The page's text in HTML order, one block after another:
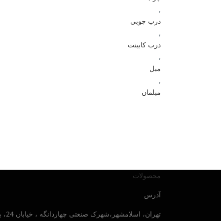
,
درب چوبی
,
درب کابینت
,
مبل
,
مبلمان
محصولات
آدرس
تهران، اسلامشهر،شهرک صنعتی چهاردانگه ، خیابان 24، بلوار صنایع جنوبی ، پلاک 30